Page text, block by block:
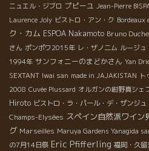
ニュエル・ジブロ プピーユ Jean-Pierre
Laurence Joly ビストロ・アン・ク Bordeaux
ク・カム ESPOA Nakamoto Bruno
さん ポンポワ2015年 レ・ザノ二ム ルージュ
1994年 サンフォニーのまどかさん Yan
SEXTANT Iwai san made in JAJAKISTAN ト
2008 Cuvée Plussard オルガンの紺野真シェ
Hiroto ビストロ・ラ・パール・デ・ザンジュ
Champs-Elysées スペイン自然派ワイン
グ Marseilles Maruya Gardens Yanagida
の7月14日祭 Eric Pfifferling 福岡・久留